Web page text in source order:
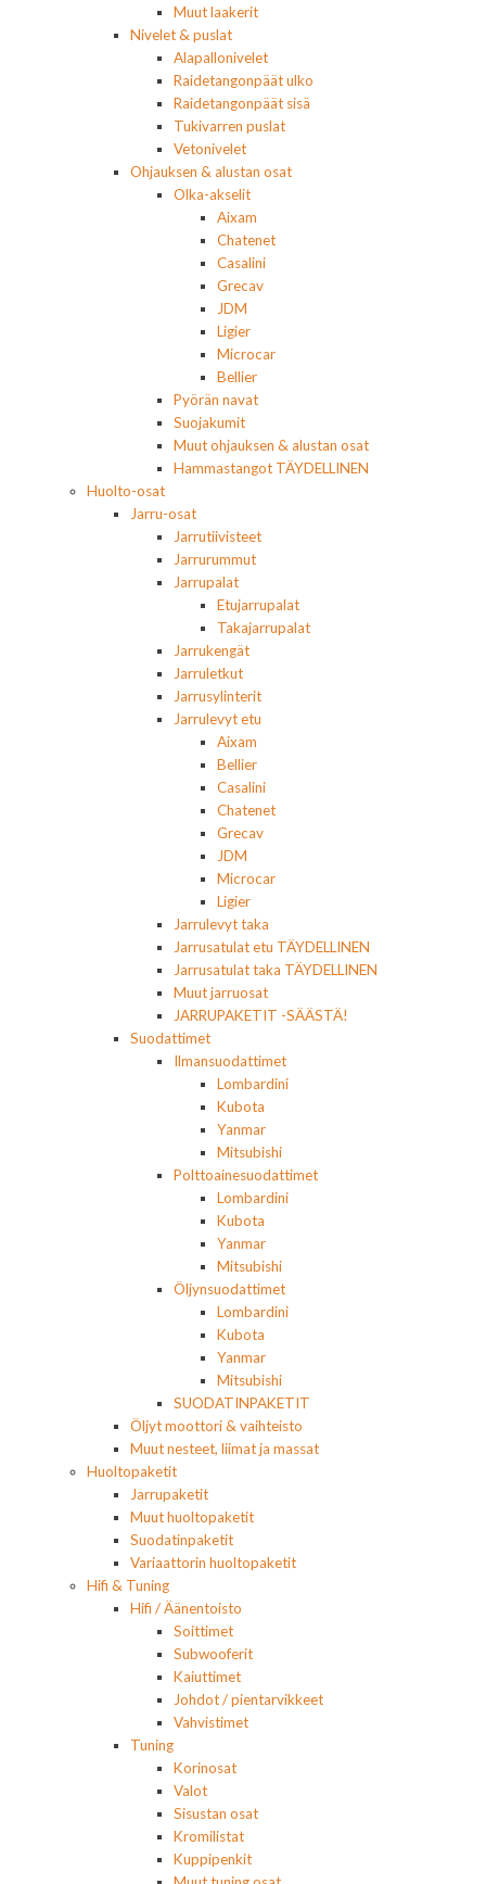
Muut laakerit
Nivelet & puslat
Alapallonivelet
Raidetangonpäät ulko
Raidetangonpäät sisä
Tukivarren puslat
Vetonivelet
Ohjauksen & alustan osat
Olka-akselit
Aixam
Chatenet
Casalini
Grecav
JDM
Ligier
Microcar
Bellier
Pyörän navat
Suojakumit
Muut ohjauksen & alustan osat
Hammastangot TÄYDELLINEN
Huolto-osat
Jarru-osat
Jarrutiivisteet
Jarrurummut
Jarrupalat
Etujarrupalat
Takajarrupalat
Jarrukengät
Jarruletkut
Jarrusylinterit
Jarrulevyt etu
Aixam
Bellier
Casalini
Chatenet
Grecav
JDM
Microcar
Ligier
Jarrulevyt taka
Jarrusatulat etu TÄYDELLINEN
Jarrusatulat taka TÄYDELLINEN
Muut jarruosat
JARRUPAKETIT -SÄÄSTÄ!
Suodattimet
Ilmansuodattimet
Lombardini
Kubota
Yanmar
Mitsubishi
Polttoainesuodattimet
Lombardini
Kubota
Yanmar
Mitsubishi
Öljynsuodattimet
Lombardini
Kubota
Yanmar
Mitsubishi
SUODATINPAKETIT
Öljyt moottori & vaihteisto
Muut nesteet, liimat ja massat
Huoltopaketit
Jarrupaketit
Muut huoltopaketit
Suodatinpaketit
Variaattorin huoltopaketit
Hifi & Tuning
Hifi / Äänentoisto
Soittimet
Subwooferit
Kaiuttimet
Johdot / pientarvikkeet
Vahvistimet
Tuning
Korinosat
Valot
Sisustan osat
Kromilistat
Kuppipenkit